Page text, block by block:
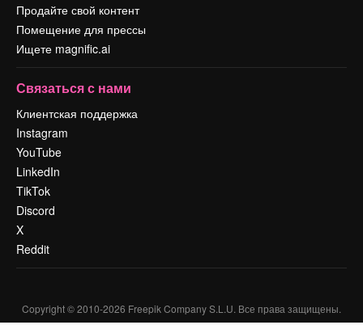
Продайте свой контент
Помещение для прессы
Ищете magnific.ai
Связаться с нами
Клиентская поддержка
Instagram
YouTube
LinkedIn
TikTok
Discord
X
Reddit
Copyright © 2010-2026 Freepik Company S.L.U. Все права защищены.